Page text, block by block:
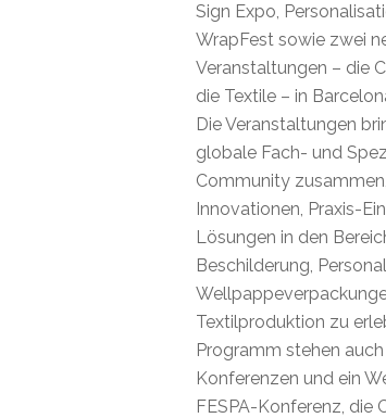
Sign Expo,
WrapFest sowie zwei
Veranstaltungen – die
die Textile – in
Die Veranstaltungen
globale Fach- und
Community
Innovationen, Praxis-
Lösungen in den
Beschilderung,
Textilproduktion zu
Programm stehen auch
Konferenzen und ein
FESPA-Konferenz, die